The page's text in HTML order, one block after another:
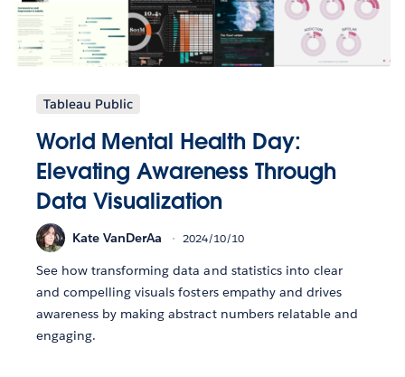
Tableau Public
World Mental Health Day:
Elevating Awareness Through
Data Visualization
Kate VanDerAa 2024/10/10
See how transforming data and statistics into clear
and compelling visuals fosters empathy and drives
awareness by making abstract numbers relatable and
engaging.